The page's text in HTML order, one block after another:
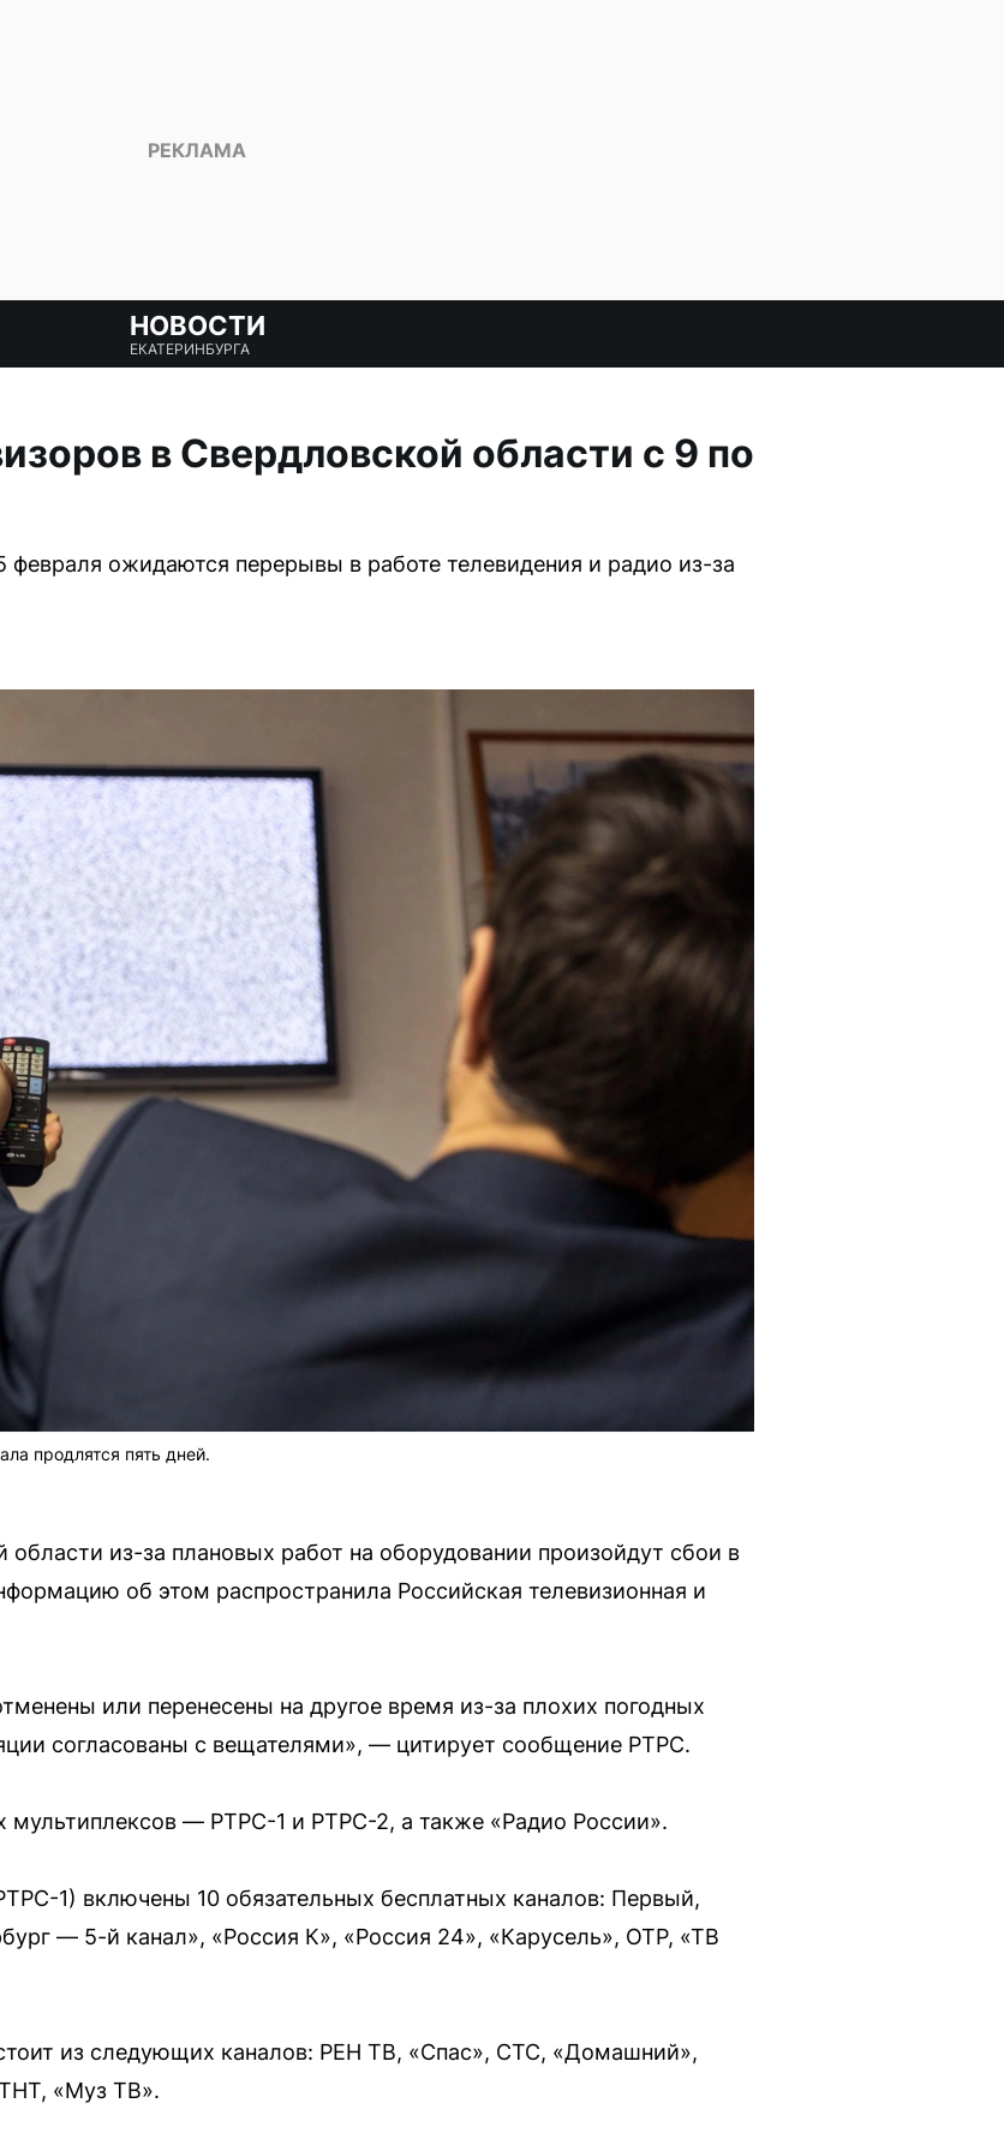
НОВОСТИ
ЕКАТЕРИНБУРГА
в Свердловской области с 9 по
февраля ожидаются перерывы в работе телевидения и радио из-за
продлятся пять дней.
из-за плановых работ на оборудовании произойдут сбои в
об этом распространила Российская телевизионная и
или перенесены на другое время из-за плохих погодных
согласованы с вещателями», — цитирует сообщение РТРС.
мультиплексов — РТРС-1 и РТРС-2, а также «Радио России».
1) включены 10 обязательных бесплатных каналов: Первый,
— 5-й канал», «Россия К», «Россия 24», «Карусель», ОТР, «ТВ
из следующих каналов: РЕН ТВ, «Спас», СТС, «Домашний»,
«Муз ТВ».